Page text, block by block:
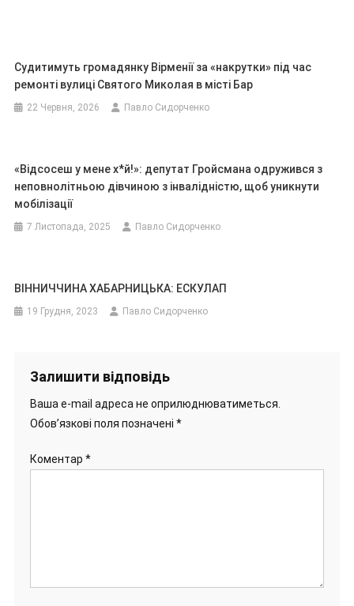
Судитимуть громадянку Вірменії за «накрутки» під час
ремонті вулиці Святого Миколая в місті Бар
22 Червня, 2026 Павло Сидорченко
«Відсосеш у мене х*й!»: депутат Гройсмана одружився з
неповнолітньою дівчиною з інвалідністю, щоб уникнути
мобілізації
7 Листопада, 2025 Павло Сидорченко
ВІННИЧЧИНА ХАБАРНИЦЬКА: ЕСКУЛАП
19 Грудня, 2023 Павло Сидорченко
Залишити відповідь
Ваша e-mail адреса не оприлюднюватиметься.
Обов’язкові поля позначені *
Коментар *